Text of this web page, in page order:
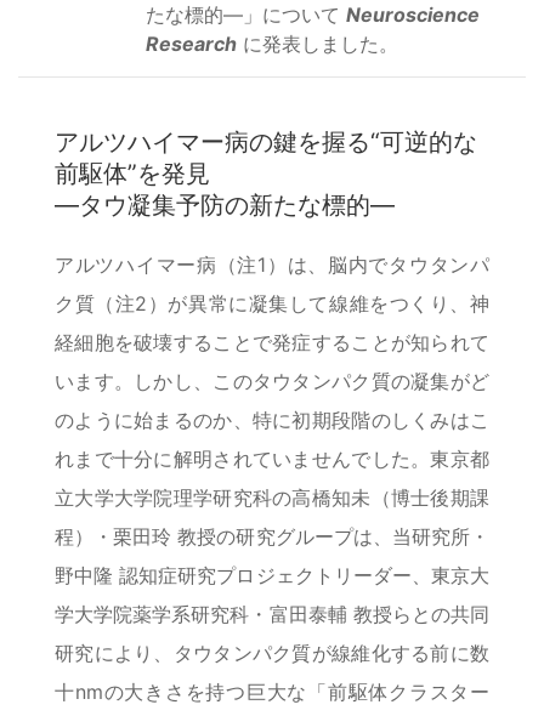
たな標的―」について Neuroscience
Researchに発表しました。
アルツハイマー病の鍵を握る“可逆的な
前駆体”を発見
―タウ凝集予防の新たな標的―
アルツハイマー病（注1）は、脳内でタウタンパ
ク質（注2）が異常に凝集して線維をつくり、神
経細胞を破壊することで発症することが知られて
います。しかし、このタウタンパク質の凝集がど
のように始まるのか、特に初期段階のしくみはこ
れまで十分に解明されていませんでした。東京都
立大学大学院理学研究科の高橋知未（博士後期課
程）・栗田玲 教授の研究グループは、当研究所・
野中隆 認知症研究プロジェクトリーダー、東京大
学大学院薬学系研究科・富田泰輔 教授らとの共同
研究により、タウタンパク質が線維化する前に数
十nmの大きさを持つ巨大な「前駆体クラスター